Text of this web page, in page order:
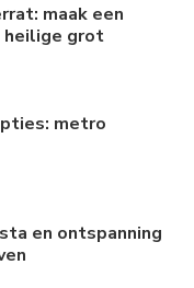
maak een
heilige grot
metro
en ontspanning